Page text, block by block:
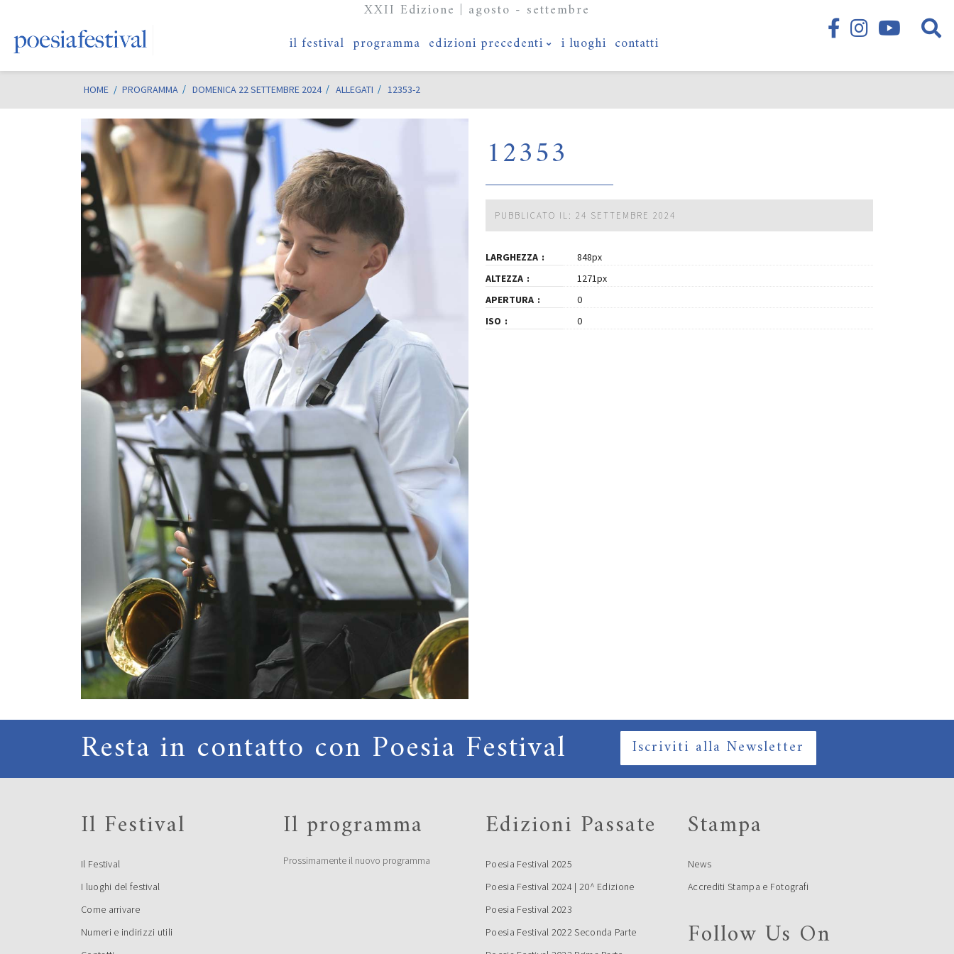
XXII Edizione | agosto - settembre
il festival programma edizioni precedenti i luoghi contatti
HOME / PROGRAMMA DOMENICA 22 SETTEMBRE 2024 ALLEGATI 12353-2
12353
PUBBLICATO IL: 24 SETTEMBRE 2024
LARGHEZZA
848px
ALTEZZA
1271px
APERTURA
0
ISO
0
Resta in contatto con Poesia Festival Iscriviti alla Newsletter
Il Festival
Il Festival
I luoghi del festival
Come arrivare
Numeri e indirizzi utili
Il programma
Prossimamente il nuovo programma
Edizioni Passate
Poesia Festival 2025
Poesia Festival 2024 | 20^ Edizione
Poesia Festival 2023
Poesia Festival 2022 Seconda Parte
Stampa
News
Accrediti Stampa e Fotografi
Follow Us On